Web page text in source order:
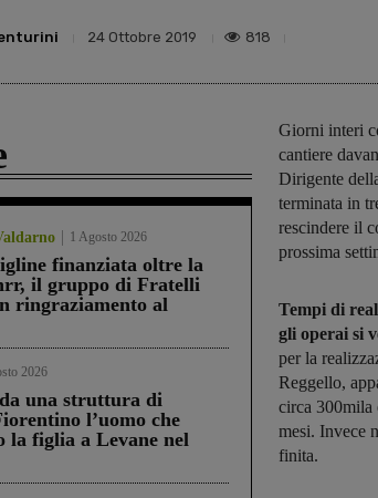
24 Ottobre 2019 818
1 Agosto 2026
finanziata oltre la
il gruppo di Fratelli
ringraziamento al
2026
una struttura di
l’uomo che
la figlia a Levane nel
Giorni interi
cantiere
Dirigente
terminata in
rescindere il
prossima
Tempi di
gli operai si
per la
Reggello,
circa 300mila
mesi. Invece
finita.